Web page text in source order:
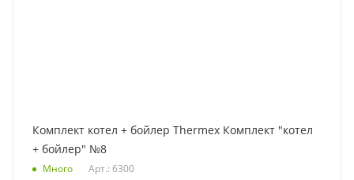
Комплект котел + бойлер Thermex Комплект "котел
+ бойлер" №8
Много Арт.: 6300